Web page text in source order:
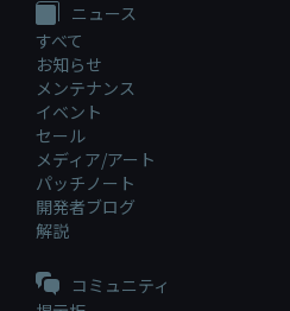
ニュース
すべて
お知らせ
メンテナンス
イベント
セール
メディア/アート
パッチノート
開発者ブログ
解説
コミュニティ